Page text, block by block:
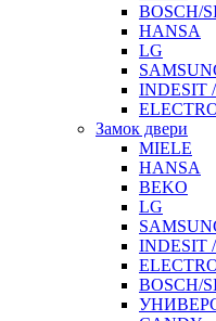
BOSCH/
HANSA
LG
INDESIT
Замок двери
MIELE
HANSA
BEKO
LG
INDESIT
BOSCH/